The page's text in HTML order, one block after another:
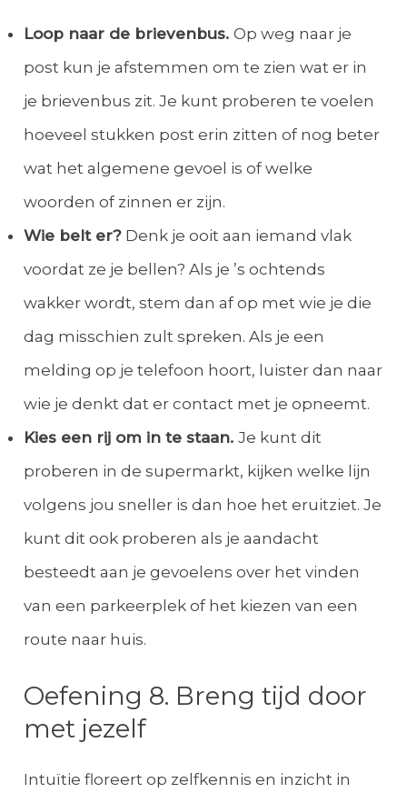
Loop naar de brievenbus.Op weg naar je
post kun je afstemmen om te zien wat er in
je brievenbus zit. Je kunt proberen te voelen
hoeveel stukken post erin zitten of nog beter
wat het algemene gevoel is of welke
woorden of zinnen er zijn.
Wie belt er? Denk je ooit aan iemand vlak
voordat ze je bellen? Als je ’s ochtends
wakker wordt, stem dan af op met wie je die
dag misschien zult spreken. Als je een
melding op je telefoon hoort, luister dan naar
wie je denkt dat er contact met je opneemt.
Kies een rij om in te staan.Je kunt dit
proberen in de supermarkt, kijken welke lijn
volgens jou sneller is dan hoe het eruitziet. Je
kunt dit ook proberen als je aandacht
besteedt aan je gevoelens over het vinden
van een parkeerplek of het kiezen van een
route naar huis.
Oefening 8. Breng tijd door
met jezelf
Intuïtie floreert op zelfkennis en inzicht in